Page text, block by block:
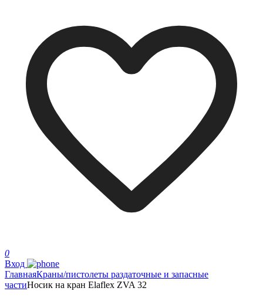
0
Вход
ГлавнаяКраны/пистолеты раздаточные и запасные
частиНосик на кран Elaflex ZVA 32